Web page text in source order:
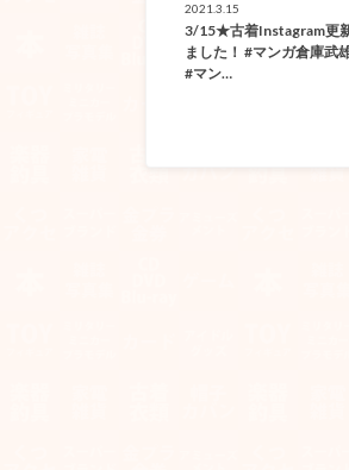
2021.3.15
3/15★古着Instagram更
ました！ #マンガ倉庫武
#マン…